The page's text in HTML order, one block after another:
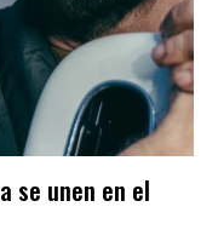
se unen en el